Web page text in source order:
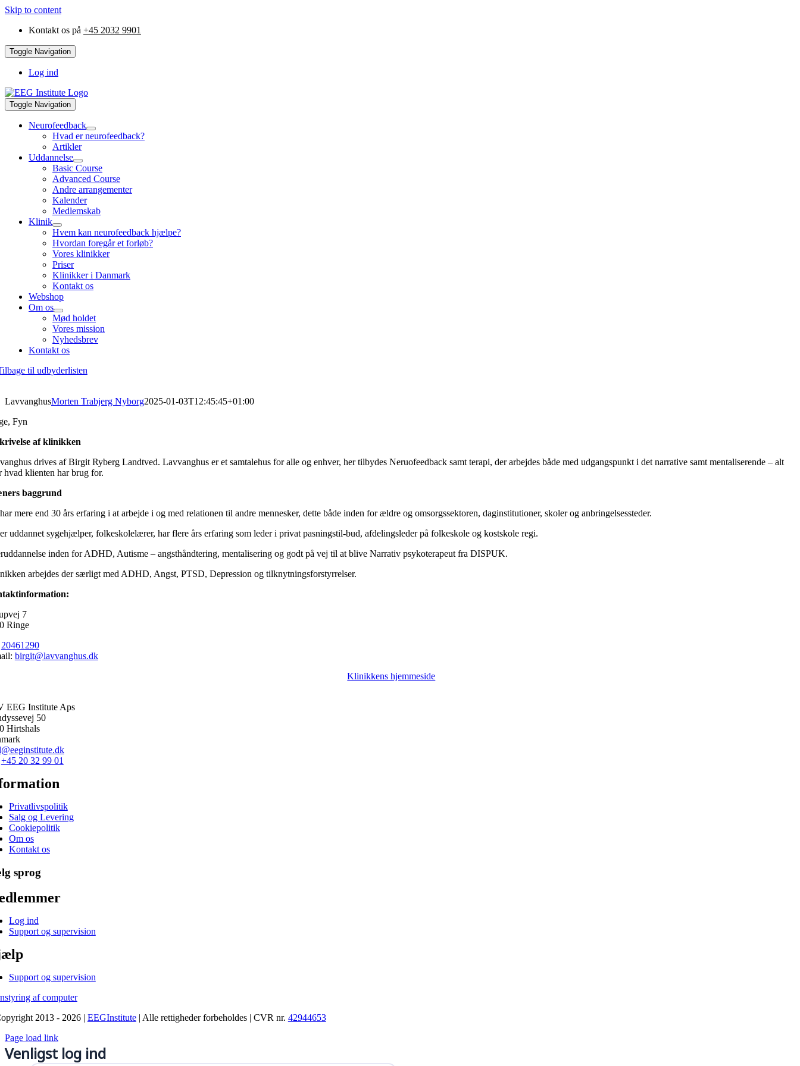
Skip to content
Kontakt os på +45 2032 9901
Toggle Navigation
Log ind
Toggle Navigation
Neurofeedback
Hvad er neurofeedback?
Artikler
Uddannelse
Basic Course
Advanced Course
Andre arrangementer
Kalender
Medlemskab
Klinik
Hvem kan neurofeedback hjælpe?
Hvordan foregår et forløb?
Vores klinikker
Priser
Klinikker i Danmark
Kontakt os
Webshop
Om os
Mød holdet
Vores mission
Nyhedsbrev
Kontakt os
til udbyderlisten
LavvanghusMorten Trabjerg Nyborg2025-01-03T12:45:45+01:00
Fyn
af klinikken
drives af Birgit Ryberg Landtved. Lavvanghus er et samtalehus for alle og enhver, her tilbydes Neruofeedback samt terapi, der arbejdes både med udgangspunkt i det narrative samt mentaliserende – alt
hvad klienten har brug for.
baggrund
mere end 30 års erfaring i at arbejde i og med relationen til andre mennesker, dette både inden for ældre og omsorgssektoren, daginstitutioner, skoler og anbringelsessteder.
uddannet sygehjælper, folkeskolelærer, har flere års erfaring som leder i privat pasningstil-bud, afdelingsleder på folkeskole og kostskole regi.
inden for ADHD, Autisme – angsthåndtering, mentalisering og godt på vej til at blive Narrativ psykoterapeut fra DISPUK.
arbejdes der særligt med ADHD, Angst, PTSD, Depression og tilknytningsforstyrrelser.
7
Ringe
20461290
birgit@lavvanghus.dk
Klinikkens hjemmeside
EEG Institute Aps
50
Hirtshals
+45 20 32 99 01
Privatlivspolitik
Salg og Levering
Cookiepolitik
Om os
Kontakt os
sprog
Log ind
Support og supervision
Support og supervision
af computer
2013 - 2026 | EEGInstitute| Alle rettigheder forbeholdes | CVR nr. 42944653
Page load link
Venligst log ind